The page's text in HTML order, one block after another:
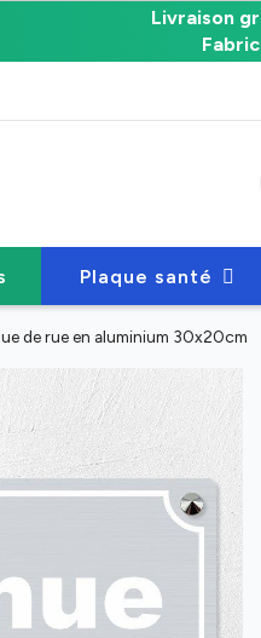
Livraison
Plaque santé
de rue en aluminium 30x20cm